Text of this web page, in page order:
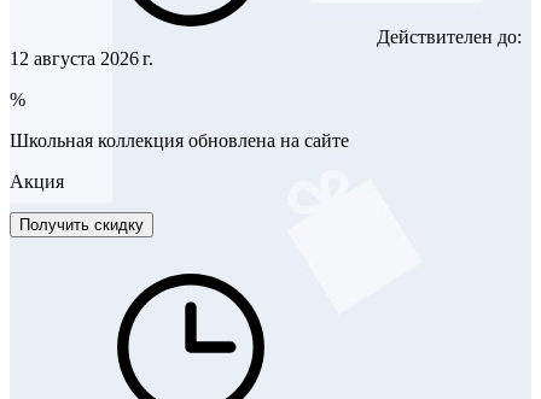
Действителен до:
12 августа 2026 г.
%
Школьная коллекция обновлена на сайте
Акция
Получить скидку